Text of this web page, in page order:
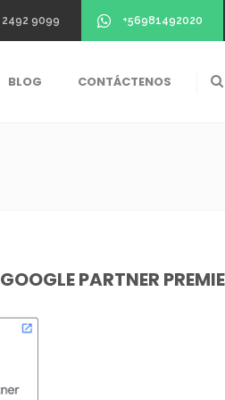
2492 9099 +56981492020
BLOG CONTÁCTENOS
PARTNER